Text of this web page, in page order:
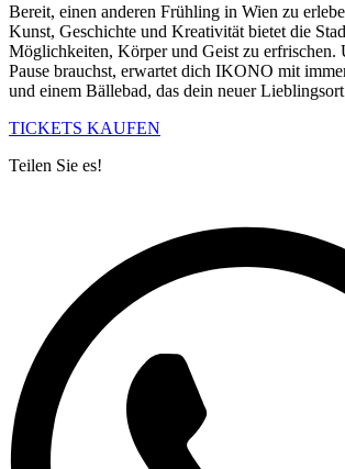
Bereit, einen anderen Frühling in Wien zu
Kunst, Geschichte und Kreativität bietet die
Möglichkeiten, Körper und Geist zu erfrischen.
Pause brauchst, erwartet dich IKONO mit
und einem Bällebad, das dein neuer
TICKETS KAUFEN
Teilen Sie es!